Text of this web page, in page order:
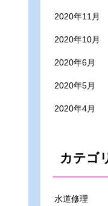
2020年11月
2020年10月
2020年6月
2020年5月
2020年4月
カテゴ
水道修理